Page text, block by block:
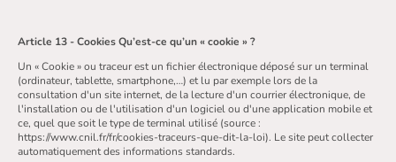
Article 13 - Cookies Qu’est-ce qu’un « cookie » ?
Un « Cookie » ou traceur est un fichier électronique déposé sur un terminal
(ordinateur, tablette, smartphone,…) et lu par exemple lors de la
consultation d'un site internet, de la lecture d'un courrier électronique, de
l'installation ou de l'utilisation d'un logiciel ou d'une application mobile et
ce, quel que soit le type de terminal utilisé (source :
https://www.cnil.fr/fr/cookies-traceurs-que-dit-la-loi). Le site peut collecter
automatiquement des informations standards.